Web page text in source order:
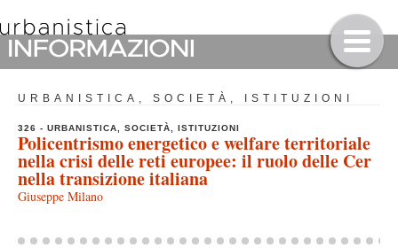
URBANISTICA, SOCIETÀ, ISTITUZIONI
326 - URBANISTICA, SOCIETÀ, ISTITUZIONI
Policentrismo energetico e welfare territoriale
nella crisi delle reti europee: il ruolo delle Cer
nella transizione italiana
Giuseppe Milano